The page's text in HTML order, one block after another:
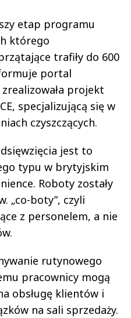
etap programu
którego
trafiły do 600
portal
projekt
specjalizującą się w
czyszczących.
jest to
typu w brytyjskim
Roboty zostały
„co-boty”, czyli
z personelem, a nie
rutynowego
pracownicy mogą
obsługę klientów i
na sali sprzedaży.